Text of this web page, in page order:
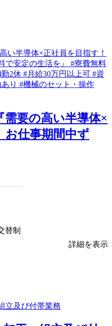
需要の高い半導体×
仕事期間中ず
替制
詳細を表示